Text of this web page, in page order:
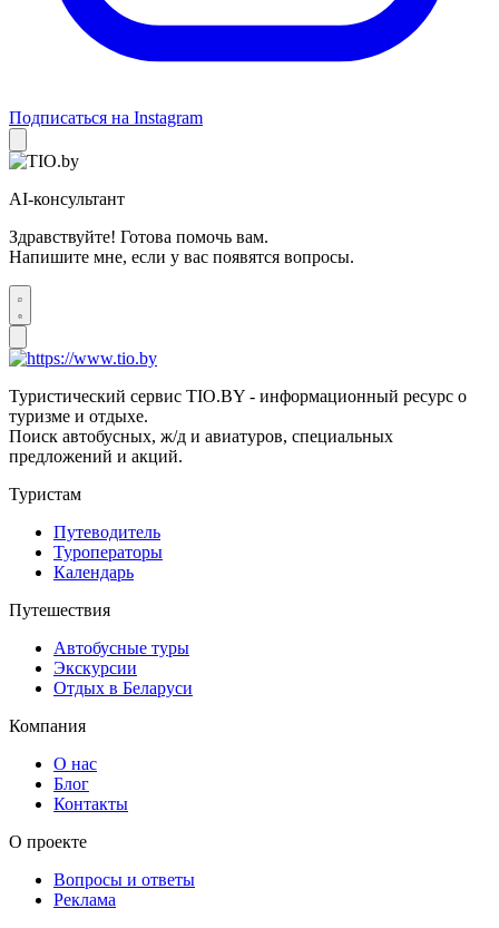
Подписаться на Instagram
AI-консультант
Здравствуйте! Готова помочь вам.
Напишите мне, если у вас появятся вопросы.
Туристический сервис TIO.BY - информационный ресурс о
туризме и отдыхе.
Поиск автобусных, ж/д и авиатуров, специальных
предложений и акций.
Туристам
Путеводитель
Туроператоры
Календарь
Путешествия
Автобусные туры
Экскурсии
Отдых в Беларуси
Компания
О нас
Блог
Контакты
О проекте
Вопросы и ответы
Реклама